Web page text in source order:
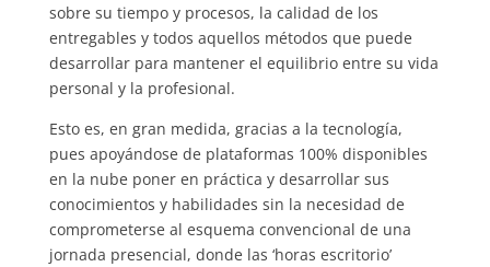
sobre su tiempo y procesos, la calidad de los
entregables y todos aquellos métodos que puede
desarrollar para mantener el equilibrio entre su vida
personal y la profesional.
Esto es, en gran medida, gracias a la tecnología,
pues apoyándose de plataformas 100% disponibles
en la nube poner en práctica y desarrollar sus
conocimientos y habilidades sin la necesidad de
comprometerse al esquema convencional de una
jornada presencial, donde las ‘horas escritorio’